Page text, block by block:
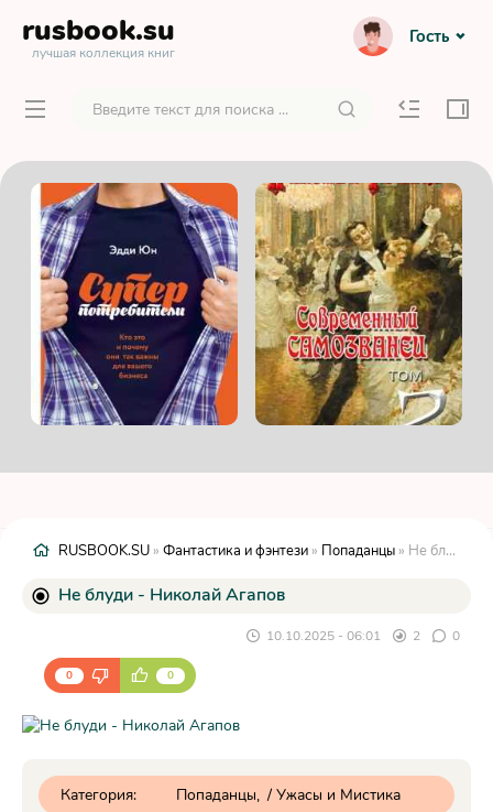
rusbook.su
лучшая коллекция книг
Гость
RUSBOOK.SU » Фантастика и фэнтези » Попаданцы » Не блуди - Николай Агапов
Не блуди - Николай Агапов
10.10.2025 - 06:01 2 0
0 0
Категория: Попаданцы / Ужасы и Мистика